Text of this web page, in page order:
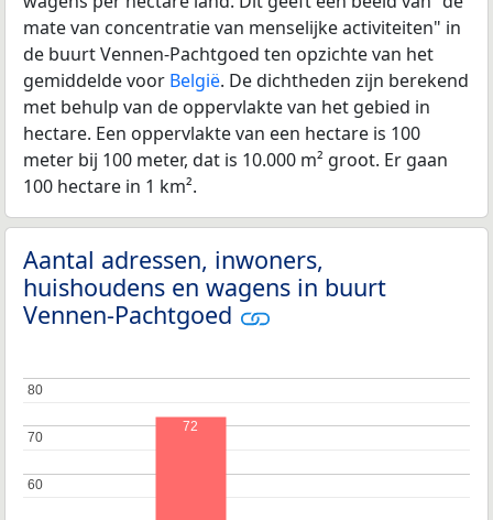
mate van concentratie van menselijke activiteiten" in
de buurt Vennen-Pachtgoed ten opzichte van het
gemiddelde voor België. De dichtheden zijn berekend
met behulp van de oppervlakte van het gebied in
hectare. Een oppervlakte van een hectare is 100
meter bij 100 meter, dat is 10.000 m² groot. Er gaan
100 hectare in 1 km².
Aantal adressen, inwoners,
huishoudens en wagens in buurt
Vennen-Pachtgoed
60
60
70
70
80
80
72